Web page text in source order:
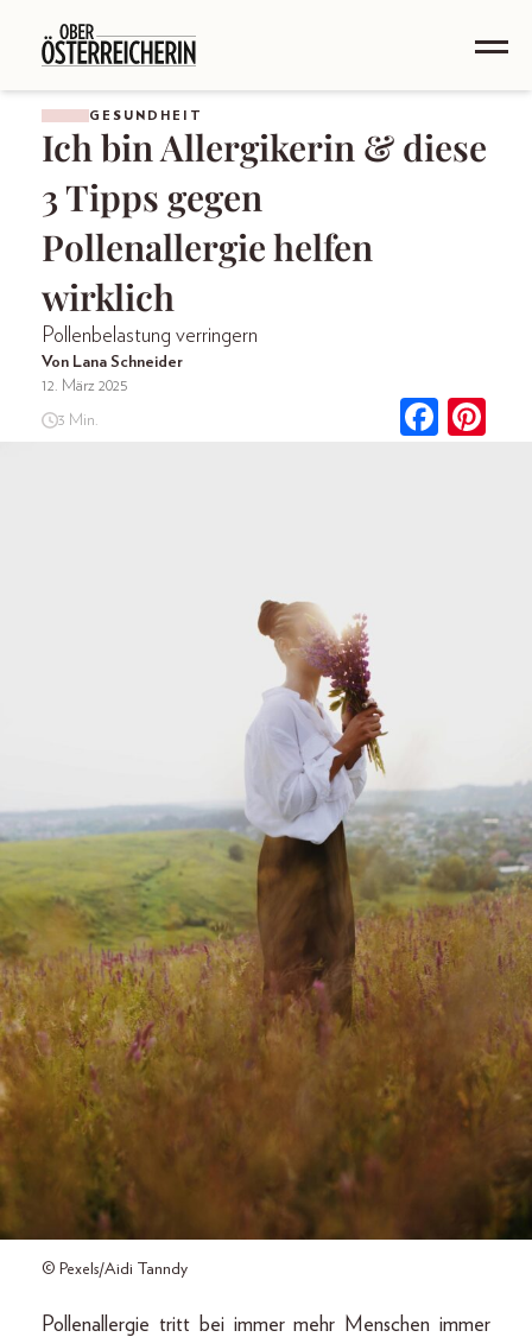
GESUNDHEIT
Ich bin Allergikerin & diese
3 Tipps gegen
Pollenallergie helfen
wirklich
Pollenbelastung verringern
Von Lana Schneider
12. März 2025
3 Min.
© Pexels/Aidi Tanndy
Pollenallergie tritt bei immer mehr Menschen immer